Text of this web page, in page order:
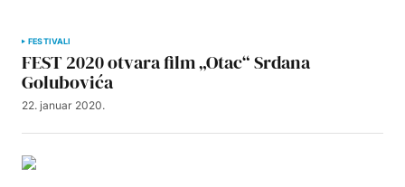
FESTIVALI
FEST 2020 otvara film „Otac“ Srdana
Golubovića
22. januar 2020.